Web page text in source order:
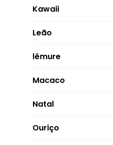
Kawaii
Leão
lêmure
Macaco
Natal
Ouriço